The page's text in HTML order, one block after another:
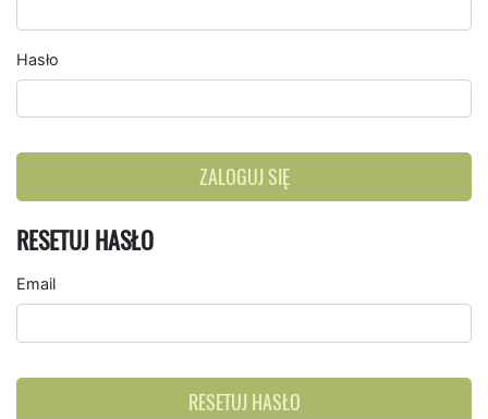
Hasło
ZALOGUJ SIĘ
RESETUJ HASŁO
Email
RESETUJ HASŁO